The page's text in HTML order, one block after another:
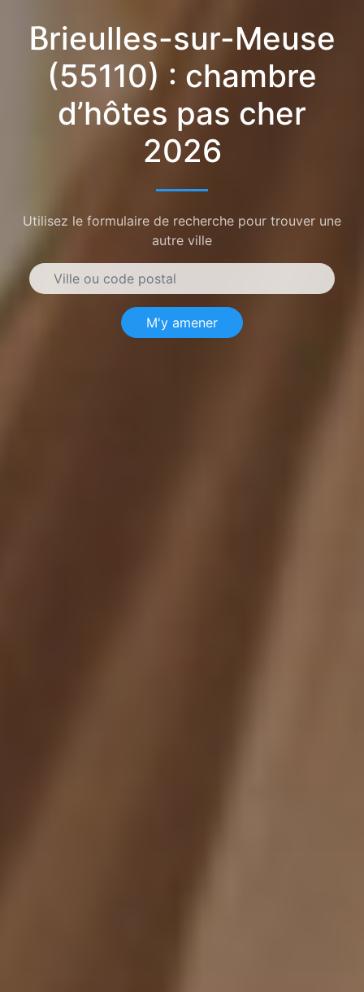
Brieulles-sur-Meuse
(55110) : chambre
d’hôtes pas cher
2026
Utilisez le formulaire de recherche pour trouver une
autre ville
M'y amener